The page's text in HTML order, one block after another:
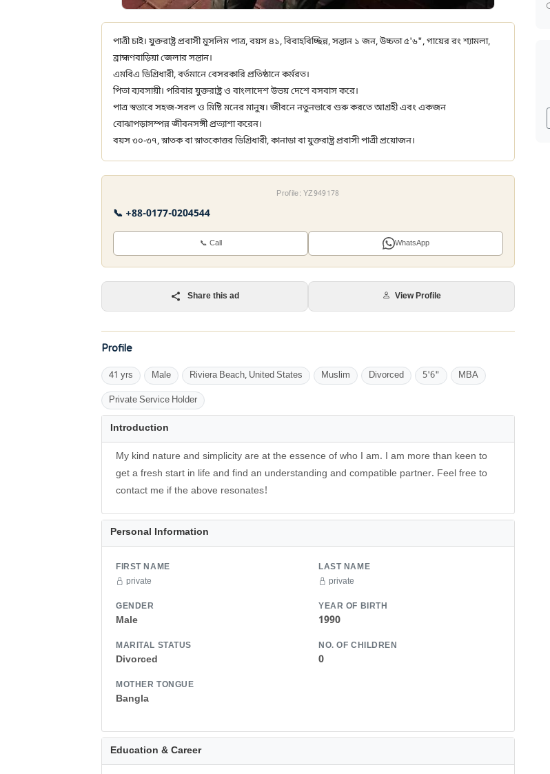
পাত্রী চাই। যুক্তরাষ্ট্র প্রবাসী মুসলিম পাত্র, বয়স ৪১, বিবাহবিচ্ছিন্ন, সন্তান ১ জন, উচ্চতা ৫'৬", গায়ের রং শ্যামলা,
ব্রাহ্মণবাড়িয়া জেলার সন্তান।
এমবিএ ডিগ্রিধারী, বর্তমানে বেসরকারি প্রতিষ্ঠানে কর্মরত।
পিতা ব্যবসায়ী। পরিবার যুক্তরাষ্ট্র ও বাংলাদেশ উভয় দেশে বসবাস করে।
পাত্র স্বভাবে সহজ-সরল ও মিষ্টি মনের মানুষ। জীবনে নতুনভাবে শুরু করতে আগ্রহী এবং একজন
বোঝাপড়াসম্পন্ন জীবনসঙ্গী প্রত্যাশা করেন।
বয়স ৩০-৩৭, স্নাতক বা স্নাতকোত্তর ডিগ্রিধারী, কানাডা বা যুক্তরাষ্ট্র প্রবাসী পাত্রী প্রয়োজন।
Profile: YZ949178
📞 +88-0177-0204544
📞 Call WhatsApp
Share this ad View Profile
Profile
41 yrs Male Riviera Beach, United States Muslim Divorced 5'6" MBA
Private Service Holder
Introduction
My kind nature and simplicity are at the essence of who I am. I am more than keen to
get a fresh start in life and find an understanding and compatible partner. Feel free to
contact me if the above resonates!
Personal Information
FIRST NAME
private
LAST NAME
private
GENDER
Male
YEAR OF BIRTH
1990
MARITAL STATUS
Divorced
NO. OF CHILDREN
0
MOTHER TONGUE
Bangla
Education & Career